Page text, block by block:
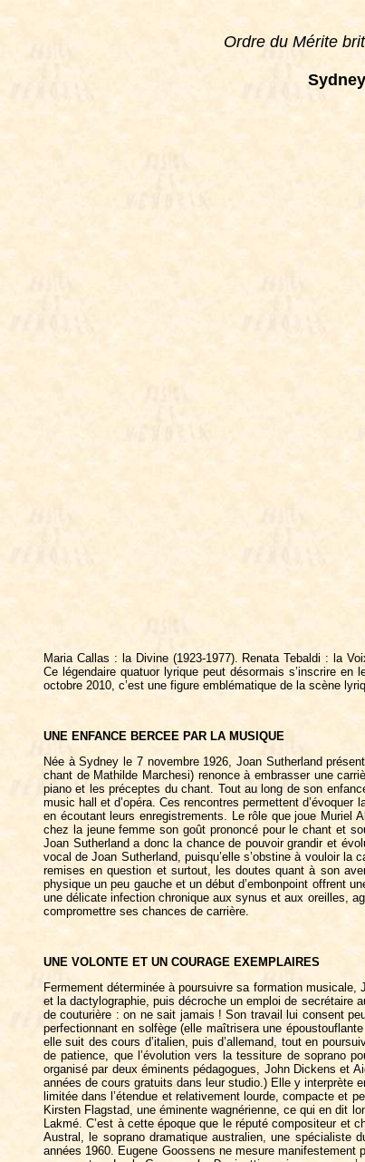
Ordre du Mérite
Maria Callas : la Divine (1923-1977). Renata Tebaldi : la
Ce légendaire quatuor lyrique peut désormais s’inscrire
octobre 2010, c’est une figure emblématique de la scène
UNE ENFANCE BERCEE PAR LA MUSIQUE
Née à Sydney le 7 novembre 1926, Joan Sutherland
chant de Mathilde Marchesi) renonce à embrasser une
piano et les préceptes du chant. Tout au long de son
music hall et d’opéra. Ces rencontres permettent
en écoutant leurs enregistrements. Le rôle que joue Muriel
chez la jeune femme son goût prononcé pour le chant et
Joan Sutherland a donc la chance de pouvoir grandir et
vocal de Joan Sutherland, puisqu’elle s’obstine à vouloir
remises en question et surtout, les doutes quant à son
physique un peu gauche et un début d’embonpoint offrent
une délicate infection chronique aux synus et aux oreilles,
compromettre ses chances de carrière.
UNE VOLONTE ET UN COURAGE EXEMPLAIRES
Fermement déterminée à poursuivre sa formation
et la dactylographie, puis décroche un emploi de secrétaire
de couturière : on ne sait jamais ! Son travail lui consent
perfectionnant en solfège (elle maîtrisera une
elle suit des cours d’italien, puis d’allemand, tout en
de patience, que l’évolution vers la tessiture de soprano
organisé par deux éminents pédagogues, John Dickens et
années de cours gratuits dans leur studio.) Elle y interprète
limitée dans l’étendue et relativement lourde, compacte et
Kirsten Flagstad, une éminente wagnérienne, ce qui en dit
Lakmé. C’est à cette époque que le réputé compositeur et
Austral, le soprano dramatique australien, une spécialiste
années 1960. Eugene Goossens ne mesure manifestement